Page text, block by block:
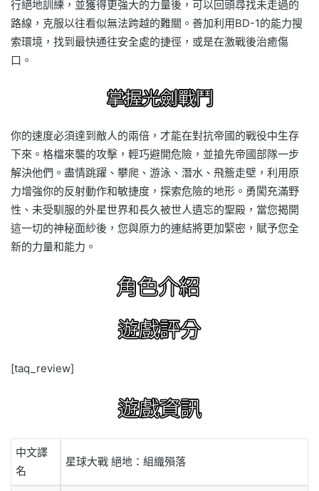
行絕地訓練，並獲得更強大的力量後，可以回頭尋找未走過的
路線，克服以往看似無法跨越的難關。善加利用BD-1的能力搜
索環境，找到最快通往安全處的捷徑，或是在激戰後治癒傷
口。
你的速度必須達到敵人的兩倍，才能在對抗帝國的戰役中生存
下來。格檔來襲的攻擊，輕巧避開危險，並搶先帝國部隊一步
解決他們。盡情跳躍、攀爬、游泳、潛水、飛簷走壁，利用原
力增強你的反射動作和敏捷度，探索危險的地形。勇闖充滿野
性、未受馴服的外星世界和長久被世人遺忘的聖殿，當您揭開
這一切的神秘面紗後，您與原力的連結將更加緊密，賦予您全
新的力量和能力。
[taq_review]
中文譯
名
星球大戰 絕地：組織殞落